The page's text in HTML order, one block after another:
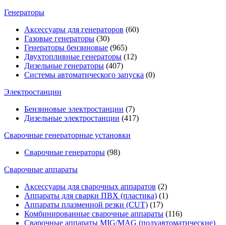
Генераторы
Аксессуары для генераторов (60)
Газовые генераторы (30)
Генераторы бензиновые (965)
Двухтопливные генераторы (12)
Дизельные генераторы (407)
Системы автоматического запуска (0)
Электростанции
Бензиновые электростанции (7)
Дизельные электростанции (417)
Сварочные генераторные установки
Сварочные генераторы (98)
Сварочные аппараты
Аксессуары для сварочных аппаратов (2)
Аппараты для сварки ПВХ (пластика) (1)
Аппараты плазменной резки (CUT) (17)
Комбинированные сварочные аппараты (116)
Сварочные аппараты MIG/MAG (полуавтоматические)